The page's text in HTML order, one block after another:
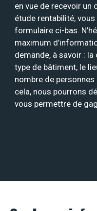
en vue de recevoir un
étude rentabilité,
formulaire ci-bas.
maximum
demande, à savoir :
type de bâtiment, le
nombre de
cela, nous pourrons
vous permettre de